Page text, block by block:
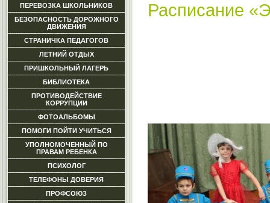
ПЕРЕВОЗКА ШКОЛЬНИКОВ
БЕЗОПАСНОСТЬ ДОРОЖНОГО
ДВИЖЕНИЯ
СТРАНИЧКА ПЕДАГОГОВ
ЛЕТНИЙ ОТДЫХ
ПРИШКОЛЬНЫЙ ЛАГЕРЬ
БИБЛИОТЕКА
ПРОТИВОДЕЙСТВИЕ
КОРРУПЦИИ
ФОТОАЛЬБОМЫ
ПОМОГИ ПОЙТИ УЧИТЬСЯ
УПОЛНОМОЧЕННЫЙ ПО
ПРАВАМ РЕБЕНКА
ПСИХОЛОГ
ТЕЛЕФОНЫ ДОВЕРИЯ
ПРОФСОЮЗ
Расписание